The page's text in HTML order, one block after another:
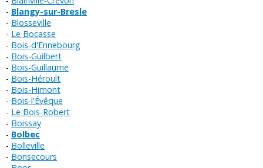
Blangy-sur-Bresle
Blosseville
Le Bocasse
Bois-d'Ennebourg
Bois-Guilbert
Bois-Guillaume
Bois-Héroult
Bois-Himont
Bois-l'Évêque
Le Bois-Robert
Boissay
Bolbec
Bolleville
Bonsecours